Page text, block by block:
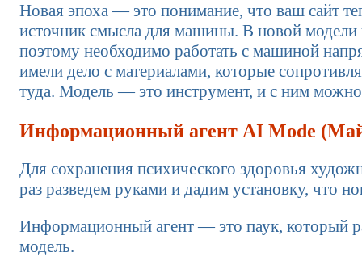
Новая эпоха — это понимание, что ваш сайт
источник смысла для машины. В новой модели
поэтому необходимо работать с машиной
имели дело с материалами, которые
туда. Модель — это инструмент, и с ним можно
Информационный агент AI Mode
Для сохранения психического здоровья
раз разведем руками и дадим установку, что
Информационный агент — это паук, который
модель.